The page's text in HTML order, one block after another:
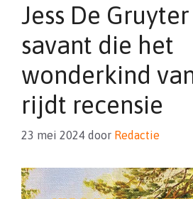
Jess De
savant die het
wonderkind
rijdt recensie
23 mei 2024 door Redactie